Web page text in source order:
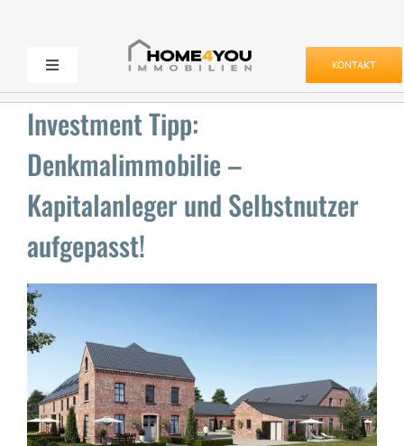
Toggle
Navigation
Kaufen & Mieten
Verkaufen & Vermieten
Projekte
Unternehmen
Aktuell
KONTAKT
Investment Tipp:
Denkmalimmobilie –
Kapitalanleger und Selbstnutzer
aufgepasst!
Zeige
grösseres
Bild